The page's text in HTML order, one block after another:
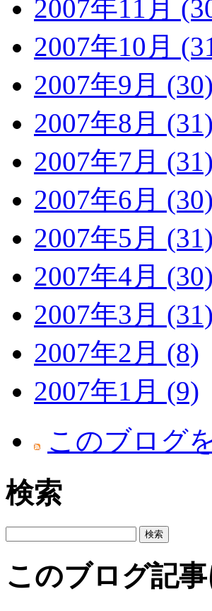
2007年11月
2007年10月
2007年9月 (30)
2007年8月 (31)
2007年7月 (31)
2007年6月 (30)
2007年5月 (31)
2007年4月 (30)
2007年3月 (31)
2007年2月 (8)
2007年1月 (9)
このブログ
検索
このブログ記